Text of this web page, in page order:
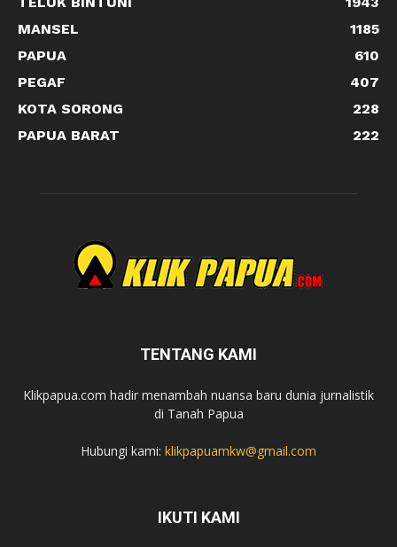
MANSEL
1185
PAPUA
610
PEGAF
407
KOTA SORONG
228
PAPUA BARAT
222
TENTANG KAMI
Klikpapua.com hadir menambah nuansa baru dunia jurnalistik
di Tanah Papua
Hubungi kami: klikpapuamkw@gmail.com
IKUTI KAMI